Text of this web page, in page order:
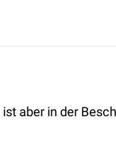
aber in der